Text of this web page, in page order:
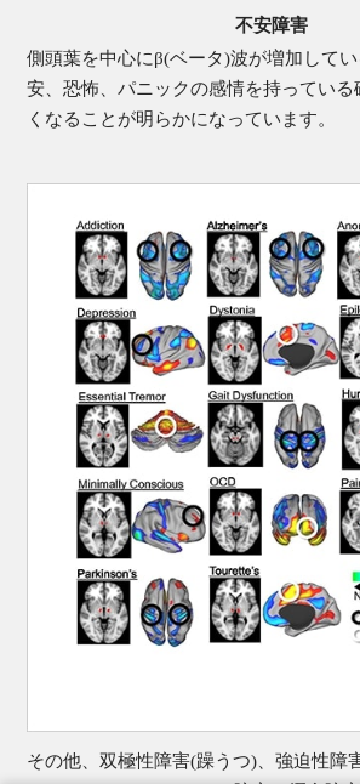
不安障害
側頭葉を中心にβ(ベータ)波が増加して
安、恐怖、パニックの感情を持っている
くなることが明らかになっています。
その他、双極性障害(躁うつ)、強迫性障